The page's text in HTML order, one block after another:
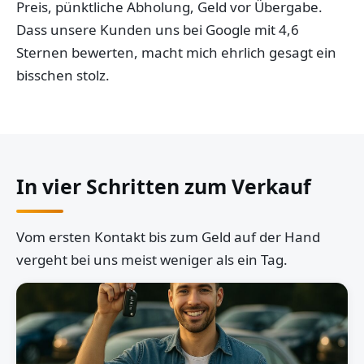
Preis, pünktliche Abholung, Geld vor Übergabe.
Dass unsere Kunden uns bei Google mit 4,6
Sternen bewerten, macht mich ehrlich gesagt ein
bisschen stolz.
In vier Schritten zum Verkauf
Vom ersten Kontakt bis zum Geld auf der Hand
vergeht bei uns meist weniger als ein Tag.